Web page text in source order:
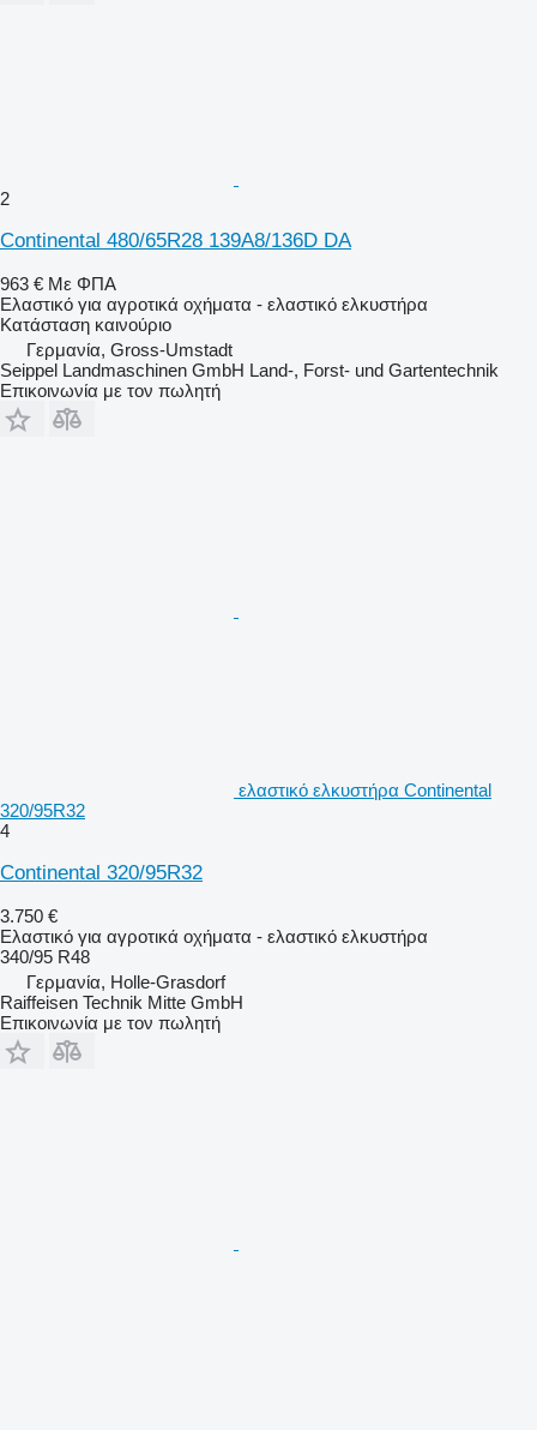
2
Continental 480/65R28 139A8/136D DA
963 € Με ΦΠΑ
Ελαστικό για αγροτικά οχήματα - ελαστικό ελκυστήρα
Κατάσταση καινούριο
Γερμανία, Gross-Umstadt
Seippel Landmaschinen GmbH Land-, Forst- und Gartentechnik
Επικοινωνία με τον πωλητή
ελαστικό ελκυστήρα Continental
320/95R32
4
Continental 320/95R32
3.750 €
Ελαστικό για αγροτικά οχήματα - ελαστικό ελκυστήρα
340/95 R48
Γερμανία, Holle-Grasdorf
Raiffeisen Technik Mitte GmbH
Επικοινωνία με τον πωλητή